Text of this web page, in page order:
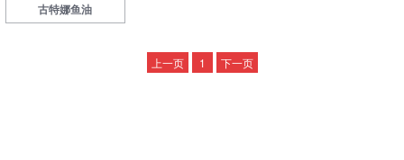
古特娜鱼油
上一页 1 下一页